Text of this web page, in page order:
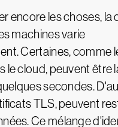
encore les choses, la
machines varie
Certaines, comme
le cloud, peuvent être
secondes.
TLS, peuvent
Ce mélange